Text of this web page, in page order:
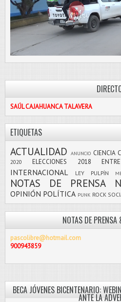
SAÚL CAJAHUANCA TALAVERA
ETIQUETAS
ACTUALIDAD ANUNCIO CIENCIA
2020
ELECCIONES 2018
INTERNACIONAL LEY PULPÍN
NOTAS DE PRENSA
OPINIÓN POLÍTICA PUNK ROCK
NOTAS DE
pascolibre@hotmail.com
900943859
BECA JÓVENES BICENTENARIO:
ANTE LA